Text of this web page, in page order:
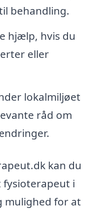
behandling.
hjælp, hvis du
eller
lokalmiljøet
råd om
kan du
i
mulighed for at